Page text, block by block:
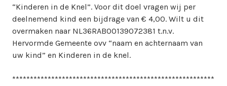
“Kinderen in de Knel”. Voor dit doel vragen wij per
deelnemend kind een bijdrage van € 4,00. Wilt u dit
overmaken naar NL36RABO0139072381 t.n.v.
Hervormde Gemeente ovv “naam en achternaam van
uw kind” en Kinderen in de knel.
*********************************************************